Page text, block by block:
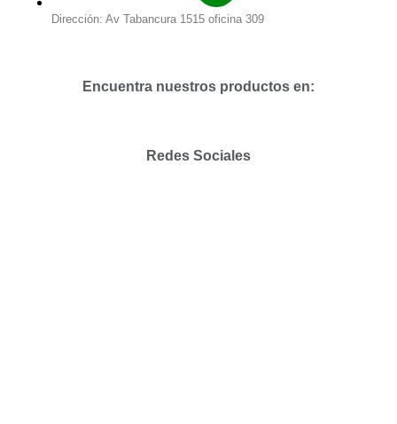
Dirección: Av Tabancura 1515 oficina 309
Encuentra nuestros productos en:
Redes Sociales